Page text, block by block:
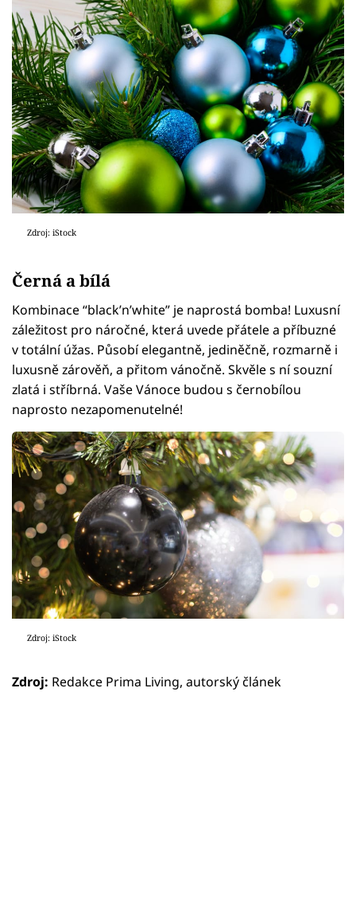
Zdroj: iStock
Černá a bílá
Kombinace “black’n’white” je naprostá bomba! Luxusní
záležitost pro náročné, která uvede přátele a příbuzné
v totální úžas. Působí elegantně, jediněčně, rozmarně i
luxusně zárověň, a přitom vánočně. Skvěle s ní souzní
zlatá i stříbrná. Vaše Vánoce budou s černobílou
naprosto nezapomenutelné!
Zdroj: iStock
Zdroj: Redakce Prima Living, autorský článek